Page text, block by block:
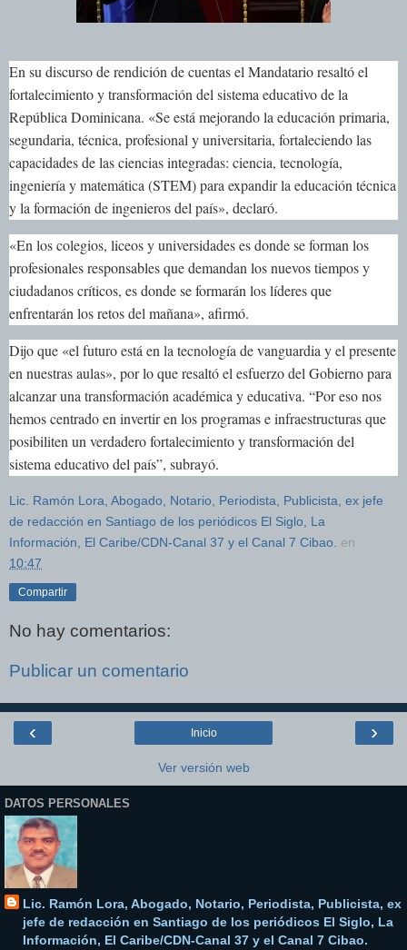
En su discurso de rendición de cuentas el Mandatario resaltó el
fortalecimiento y transformación del sistema educativo de la
República Dominicana. «Se está mejorando la educación primaria,
segundaria, técnica, profesional y universitaria, fortaleciendo las
capacidades de las ciencias integradas: ciencia, tecnología,
ingeniería y matemática (STEM) para expandir la educación técnica
y la formación de ingenieros del país», declaró.
«En los colegios, liceos y universidades es donde se forman los
profesionales responsables que demandan los nuevos tiempos y
ciudadanos críticos, es donde se formarán los líderes que
enfrentarán los retos del mañana», afirmó.
Dijo que «el futuro está en la tecnología de vanguardia y el presente
en nuestras aulas», por lo que resaltó el esfuerzo del Gobierno para
alcanzar una transformación académica y educativa. “Por eso nos
hemos centrado en invertir en los programas e infraestructuras que
posibiliten un verdadero fortalecimiento y transformación del
sistema educativo del país”, subrayó.
Lic. Ramón Lora, Abogado, Notario, Periodista, Publicista, ex jefe
de redacción en Santiago de los periódicos El Siglo, La
Información, El Caribe/CDN-Canal 37 y el Canal 7 Cibao. en
10:47
Compartir
No hay comentarios:
Publicar un comentario
‹ ›
Inicio
Ver versión web
DATOS PERSONALES
Lic. Ramón Lora, Abogado, Notario, Periodista, Publicista, ex
jefe de redacción en Santiago de los periódicos El Siglo, La
Información, El Caribe/CDN-Canal 37 y el Canal 7 Cibao.